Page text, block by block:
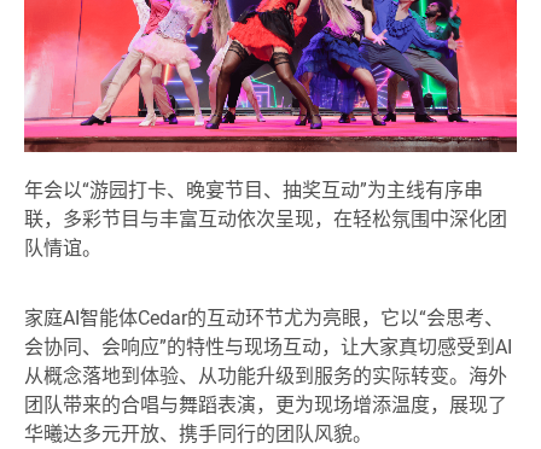
年会以“游园打卡、晚宴节目、抽奖互动”为主线有序串
联，多彩节目与丰富互动依次呈现，在轻松氛围中深化团
队情谊。
家庭AI智能体Cedar的互动环节尤为亮眼，它以“会思考、
会协同、会响应”的特性与现场互动，让大家真切感受到AI
从概念落地到体验、从功能升级到服务的实际转变。海外
团队带来的合唱与舞蹈表演，更为现场增添温度，展现了
华曦达多元开放、携手同行的团队风貌。